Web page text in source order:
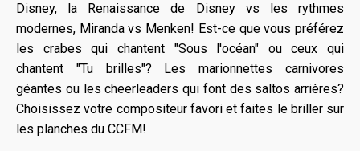
Disney, la Renaissance de Disney vs les rythmes
modernes, Miranda vs Menken! Est-ce que vous préférez
les crabes qui chantent "Sous l'océan" ou ceux qui
chantent "Tu brilles"? Les marionnettes carnivores
géantes ou les cheerleaders qui font des saltos arrières?
Choisissez votre compositeur favori et faites le briller sur
les planches du CCFM!